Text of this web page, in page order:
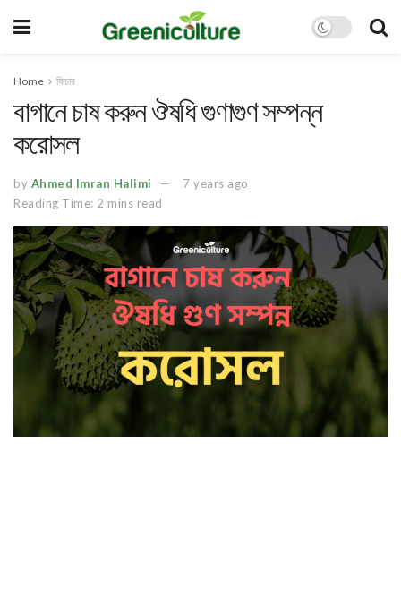
Home ফিচার
বাগানে চাষ করুন ঔষধি গুণাগুণ সম্পন্ন
করোসল
by Ahmed Imran Halimi
7 years ago
Reading Time: 2 mins read